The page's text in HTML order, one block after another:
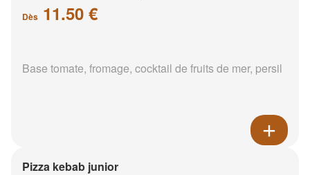
Dès 11.50 €
Base tomate, fromage, cocktail de fruits de mer, persil
Pizza kebab junior